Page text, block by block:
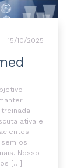
15/10/2025
ativa e
os
Nosso
[…]